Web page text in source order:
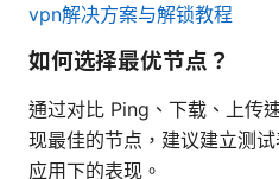
vpn解决方案与解锁教程
如何选择最优节点？
通过对比 Ping、下载、上传
现最佳的节点，建议建立测
应用下的表现。